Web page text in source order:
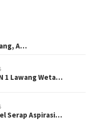
A…
1 Lawang Weta…
Serap Aspirasi…